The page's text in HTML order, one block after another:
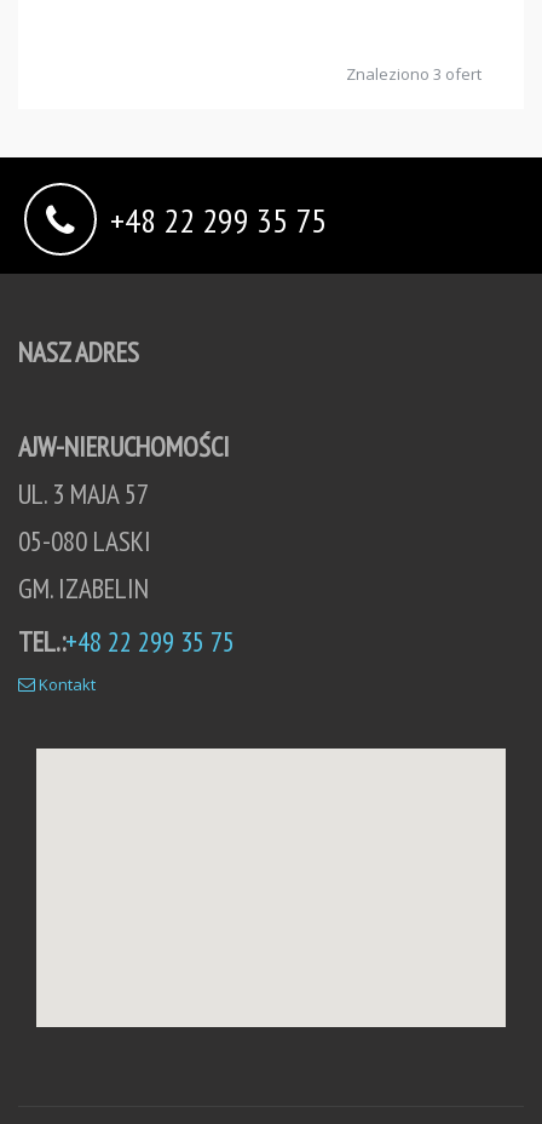
Znaleziono 3 ofert
+48 22 299 35 75
NASZ ADRES
AJW-NIERUCHOMOŚCI
UL. 3 MAJA 57
05-080 LASKI
GM. IZABELIN
TEL.:+48 22 299 35 75
Kontakt